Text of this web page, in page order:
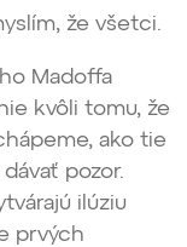
že všetci.
Madoffa
kvôli tomu, že
ako tie
pozor.
ilúziu
prvých